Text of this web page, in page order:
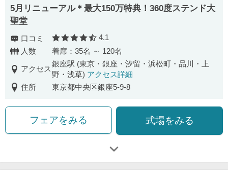
5月リニューアル＊最大150万特典！360度ステンド大
聖堂
口コミ 口コミ評価
4.1
人数
着席：35名 ～ 120名
アクセス
銀座駅 (東京・銀座・汐留・浜松町・品川・上
野・浅草) アクセス詳細
住所
東京都中央区銀座5-9-8
フェアをみる 式場をみる